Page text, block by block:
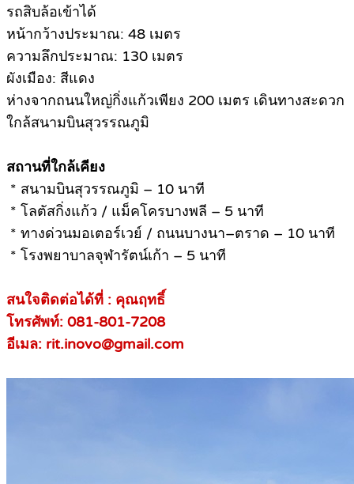
รถสิบล้อเข้าได้
หน้ากว้างประมาณ: 48 เมตร
ความลึกประมาณ: 130 เมตร
ผังเมือง: สีแดง
ห่างจากถนนใหญ่กิ่งแก้วเพียง 200 เมตร เดินทางสะดวก
ใกล้สนามบินสุวรรณภูมิ
สถานที่ใกล้เคียง
* สนามบินสุวรรณภูมิ – 10 นาที
* โลตัสกิ่งแก้ว / แม็คโครบางพลี – 5 นาที
* ทางด่วนมอเตอร์เวย์ / ถนนบางนา–ตราด – 10 นาที
* โรงพยาบาลจุฬารัตน์เก้า – 5 นาที
สนใจติดต่อได้ที่ : คุณฤทธิ์
โทรศัพท์: 081-801-7208
อีเมล: rit.inovo@gmail.com